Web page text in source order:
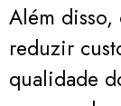
Além
reduzir
qualidade